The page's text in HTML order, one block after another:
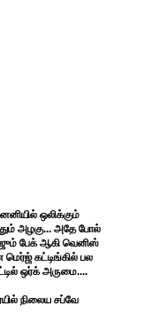
ஒலிக்கும்
அழகு... அதே போல்
பேக் ஆகி வெனிஸ்
கட்டிங்கில் பல
ஒர்க் அருமை....
நிலைய சப்வே